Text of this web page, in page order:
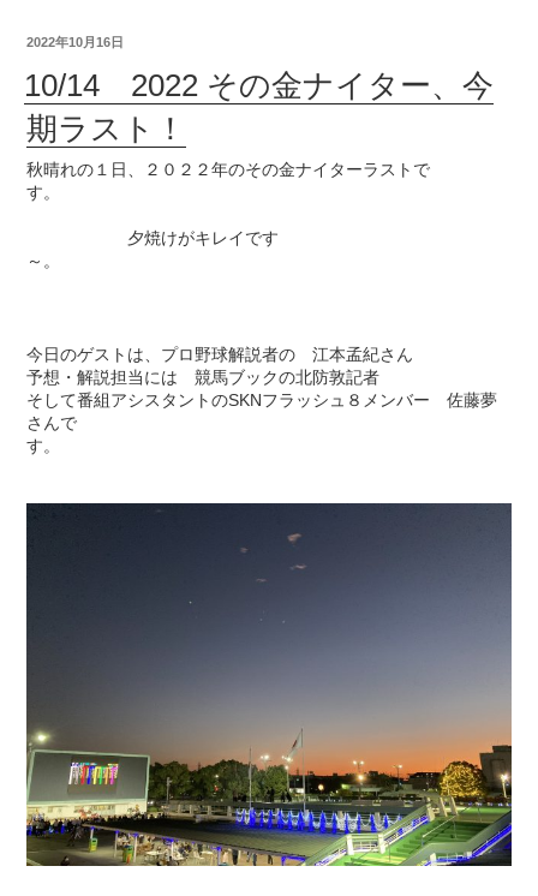
2022年10月16日
10/14 2022 その金ナイター、今
期ラスト！
秋晴れの１日、２０２２年のその金ナイターラストで
す。
夕焼けがキレイです
～。
今日のゲストは、プロ野球解説者の 江本孟紀さん
予想・解説担当には 競馬ブックの北防敦記者
そして番組アシスタントのSKNフラッシュ８メンバー 佐藤夢
さんで
す。